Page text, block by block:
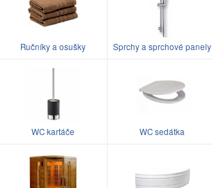
Ručníky a osušky Sprchy a sprchové panely
WC kartáče WC sedátka